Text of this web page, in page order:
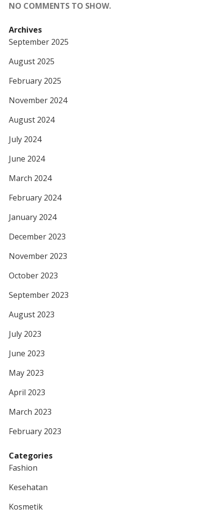
NO COMMENTS TO SHOW.
Archives
September 2025
August 2025
February 2025
November 2024
August 2024
July 2024
June 2024
March 2024
February 2024
January 2024
December 2023
November 2023
October 2023
September 2023
August 2023
July 2023
June 2023
May 2023
April 2023
March 2023
February 2023
Categories
Fashion
Kesehatan
Kosmetik